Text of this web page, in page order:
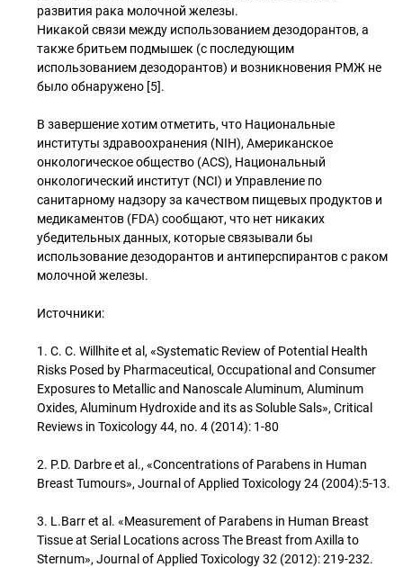
развития рака молочной железы.
Никакой связи между использованием дезодорантов, а
также бритьем подмышек (с последующим
использованием дезодорантов) и возникновения РМЖ не
было обнаружено [5].
В завершение хотим отметить, что Национальные
институты здравоохранения (NIH), Американское
онкологическое общество (ACS), Национальный
онкологический институт (NCI) и Управление по
санитарному надзору за качеством пищевых продуктов и
медикаментов (FDA) сообщают, что нет никаких
убедительных данных, которые связывали бы
использование дезодорантов и антиперспирантов с раком
молочной железы.
Источники:
1. C. C. Willhite et al, «Systematic Review of Potential Health
Risks Posed by Pharmaceutical, Occupational and Consumer
Exposures to Metallic and Nanoscale Aluminum, Aluminum
Oxides, Aluminum Hydroxide and its as Soluble Sals», Critical
Reviews in Toxicology 44, no. 4 (2014): 1-80
2. P.D. Darbre et al., «Concentrations of Parabens in Human
Breast Tumours», Journal of Applied Toxicology 24 (2004):5-13.
3. L.Barr et al. «Measurement of Parabens in Human Breast
Tissue at Serial Locations across The Breast from Axilla to
Sternum», Journal of Applied Toxicology 32 (2012): 219-232.